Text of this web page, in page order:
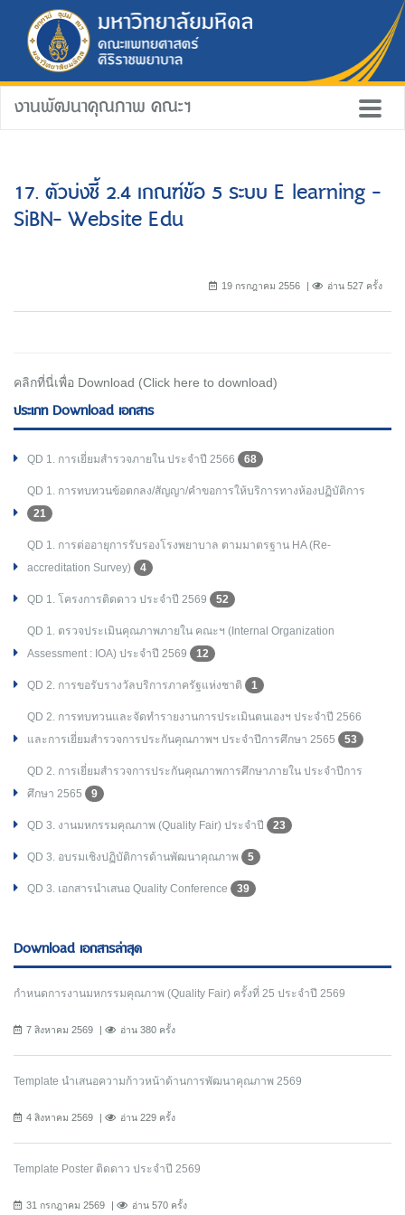
งานพัฒนาคุณภาพ คณะฯ
17. ตัวบ่งชี้ 2.4 เกณฑ์ข้อ 5 ระบบ E learning -
SiBN- Website Edu
19 กรกฎาคม 2556 อ่าน 527 ครั้ง
คลิกที่นี่เพื่อ Download (Click here to download)
ประเภท Download เอกสาร
QD 1. การเยี่ยมสำรวจภายใน ประจำปี 2566 68
QD 1. การทบทวนข้อตกลง/สัญญา/คำขอการให้บริการทางห้องปฏิบัติการ
21
QD 1. การต่ออายุการรับรองโรงพยาบาล ตามมาตรฐาน HA (Re-
accreditation Survey)
4
QD 1. โครงการติดดาว ประจำปี 2569 52
QD 1. ตรวจประเมินคุณภาพภายใน คณะฯ (Internal Organization
Assessment : IOA) ประจำปี 2569
12
QD 2. การขอรับรางวัลบริการภาครัฐแห่งชาติ 1
QD 2. การทบทวนและจัดทำรายงานการประเมินตนเองฯ ประจำปี 2566
และการเยี่ยมสำรวจการประกันคุณภาพฯ ประจำปีการศึกษา 2565
53
QD 2. การเยี่ยมสำรวจการประกันคุณภาพการศึกษาภายใน ประจำปีการ
ศึกษา 2565
9
QD 3. งานมหกรรมคุณภาพ (Quality Fair) ประจำปี 23
QD 3. อบรมเชิงปฏิบัติการด้านพัฒนาคุณภาพ 5
QD 3. เอกสารนำเสนอ Quality Conference 39
Download เอกสารล่าสุด
กำหนดการงานมหกรรมคุณภาพ (Quality Fair) ครั้งที่ 25 ประจำปี 2569
7 สิงหาคม 2569 อ่าน 380 ครั้ง
Template นำเสนอความก้าวหน้าด้านการพัฒนาคุณภาพ 2569
4 สิงหาคม 2569 อ่าน 229 ครั้ง
Template Poster ติดดาว ประจำปี 2569
31 กรกฎาคม 2569 อ่าน 570 ครั้ง